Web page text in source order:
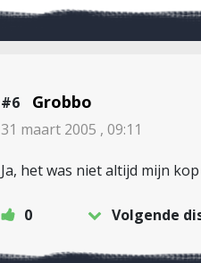
#6 Grobbo
31 maart 2005 , 09:11
Ja, het was niet altijd mijn
0 Volgende